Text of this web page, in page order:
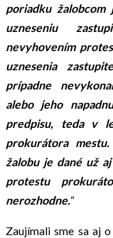
poriadku
uzneseniu
nevyhovením
uznesenia
prípadne
alebo jeho
predpisu, teda v
prokurátora
žalobu je dané už
protestu
nerozhodne.“
Zaujímali sme sa aj